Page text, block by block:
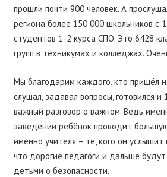
прошли почти 900 человек. А
региона более 150 000 школьников с
студентов 1-2 курса СПО. Это 6428
групп в техникумах и колледжах.
Мы благодарим каждого, кто пришёл
слушал, задавал вопросы, готовился и
важный разговор о важном. Ведь
заведении ребёнок проводит
именно учителя – те, кого он услышит
что дорогие педагоги и дальше
детьми о безопасности.